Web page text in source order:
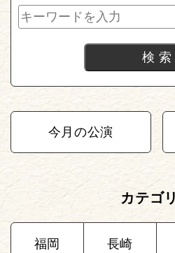
今月の公演
カテゴ
福岡 長崎